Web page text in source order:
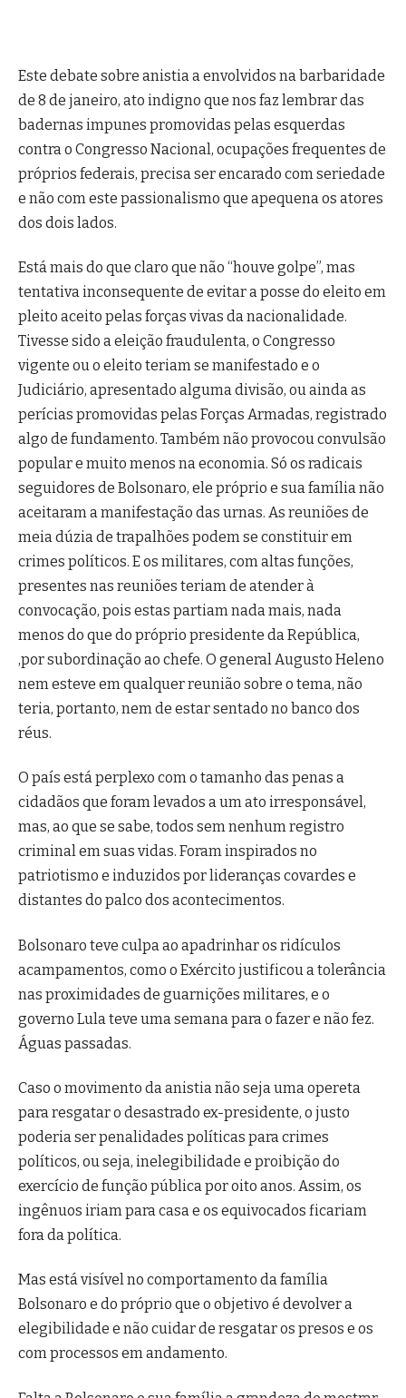
Este debate sobre anistia a envolvidos na barbaridade
de 8 de janeiro, ato indigno que nos faz lembrar das
badernas impunes promovidas pelas esquerdas
contra o Congresso Nacional, ocupações frequentes de
próprios federais, precisa ser encarado com seriedade
e não com este passionalismo que apequena os atores
dos dois lados.
Está mais do que claro que não “houve golpe”, mas
tentativa inconsequente de evitar a posse do eleito em
pleito aceito pelas forças vivas da nacionalidade.
Tivesse sido a eleição fraudulenta, o Congresso
vigente ou o eleito teriam se manifestado e o
Judiciário, apresentado alguma divisão, ou ainda as
perícias promovidas pelas Forças Armadas, registrado
algo de fundamento. Também não provocou convulsão
popular e muito menos na economia. Só os radicais
seguidores de Bolsonaro, ele próprio e sua família não
aceitaram a manifestação das urnas. As reuniões de
meia dúzia de trapalhões podem se constituir em
crimes políticos. E os militares, com altas funções,
presentes nas reuniões teriam de atender à
convocação, pois estas partiam nada mais, nada
menos do que do próprio presidente da República,
,por subordinação ao chefe. O general Augusto Heleno
nem esteve em qualquer reunião sobre o tema, não
teria, portanto, nem de estar sentado no banco dos
réus.
O país está perplexo com o tamanho das penas a
cidadãos que foram levados a um ato irresponsável,
mas, ao que se sabe, todos sem nenhum registro
criminal em suas vidas. Foram inspirados no
patriotismo e induzidos por lideranças covardes e
distantes do palco dos acontecimentos.
Bolsonaro teve culpa ao apadrinhar os ridículos
acampamentos, como o Exército justificou a tolerância
nas proximidades de guarnições militares, e o
governo Lula teve uma semana para o fazer e não fez.
Águas passadas.
Caso o movimento da anistia não seja uma opereta
para resgatar o desastrado ex-presidente, o justo
poderia ser penalidades políticas para crimes
políticos, ou seja, inelegibilidade e proibição do
exercício de função pública por oito anos. Assim, os
ingênuos iriam para casa e os equivocados ficariam
fora da política.
Mas está visível no comportamento da família
Bolsonaro e do próprio que o objetivo é devolver a
elegibilidade e não cuidar de resgatar os presos e os
com processos em andamento.